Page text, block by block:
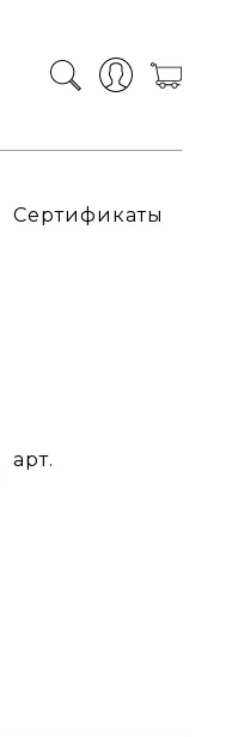
Сертификаты
арт.